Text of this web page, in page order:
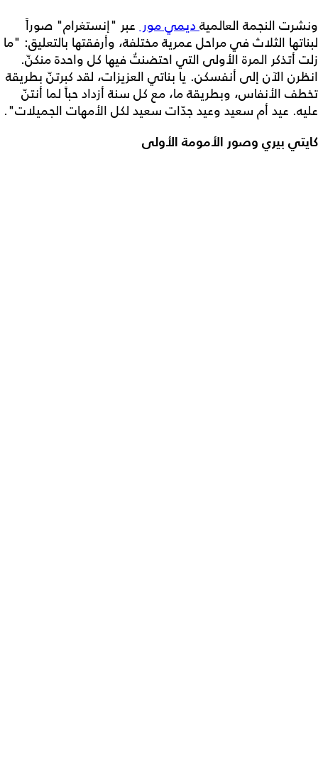
ونشرت النجمة العالميةديمي مور عبر "إنستغرام" صوراً
لبناتها الثلاث في مراحل عمرية مختلفة، وأرفقتها بالتعليق: "ما
زلت أتذكر المرة الأولى التي احتضنتُ فيها كل واحدة منكنّ.
انظرن الآن إلى أنفسكن. يا بناتي العزيزات، لقد كبرتنّ بطريقة
تخطف الأنفاس، وبطريقة ما، مع كل سنة أزداد حباً لما أنتنّ
عليه. عيد أم سعيد وعيد جدّات سعيد لكل الأمهات الجميلات".
كايتي بيري وصور الأمومة الأولى